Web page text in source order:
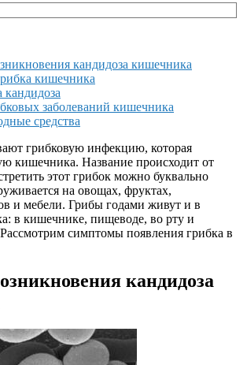
кандидоза кишечника
кишечника
кандидоза
заболеваний кишечника
средства
грибковую инфекцию, которая
кишечника. Название происходит от
этот грибок можно буквально
на овощах, фруктах,
и мебели. Грибы годами живут и в
в кишечнике, пищеводе, во рту и
симптомы появления грибка в
кандидоза